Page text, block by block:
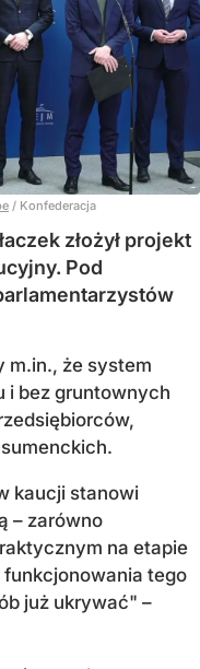
/ Konfederacja
złożył projekt
Pod
m.in., że system
i bez gruntownych
kaucji stanowi
– zarówno
na etapie
funkcjonowania tego
już ukrywać" –